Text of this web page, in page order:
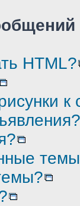
HTML?